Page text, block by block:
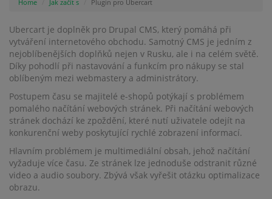
Home Jak začít s Plugin pro Ubercart
Ubercart je doplněk pro Drupal CMS, který pomáhá při
vytváření internetového obchodu. Samotný CMS je jedním z
nejoblíbenějších doplňků nejen v Rusku, ale i na celém světě.
Díky pohodlí při nastavování a funkcím pro nákupy se stal
oblíbeným mezi webmastery a administrátory.
Postupem času se majitelé e-shopů potýkají s problémem
pomalého načítání webových stránek. Při načítání webových
stránek dochází ke zpoždění, které nutí uživatele odejít na
konkurenční weby poskytující rychlé zobrazení informací.
Hlavním problémem je multimediální obsah, jehož načítání
vyžaduje více času. Ze stránek lze jednoduše odstranit různé
video a audio soubory. Zbývá však vyřešit otázku optimalizace
obrazu.